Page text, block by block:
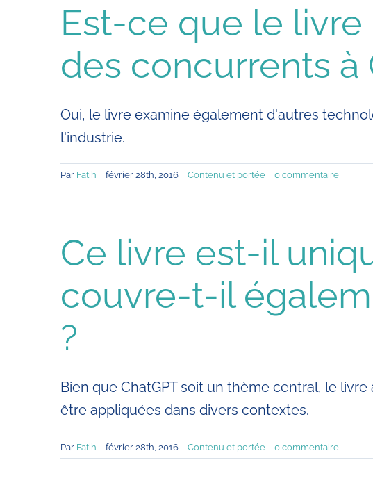
Est-ce que le
des concurrents à
Oui, le livre examine également d'autres
l'industrie.
Par Fatih | février 28th, 2016 | Contenu et portée | 0 commentaire
Ce livre est-il
couvre-t-il
?
Bien que ChatGPT soit un thème central, le
être appliquées dans divers contextes.
Par Fatih | février 28th, 2016 | Contenu et portée | 0 commentaire